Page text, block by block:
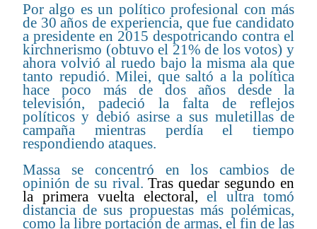
Por algo es un político profesional con más
de 30 años de experiencia, que fue candidato
a presidente en 2015 despotricando contra el
kirchnerismo (obtuvo el 21% de los votos) y
ahora volvió al ruedo bajo la misma ala que
tanto repudió. Milei, que saltó a la política
hace poco más de dos años desde la
televisión, padeció la falta de reflejos
políticos y debió asirse a sus muletillas de
campaña mientras perdía el tiempo
respondiendo ataques.
Massa se concentró en los cambios de
opinión de su rival. Tras quedar segundo en
la primera vuelta electoral, el ultra tomó
distancia de sus propuestas más polémicas,
como la libre portación de armas, el fin de las